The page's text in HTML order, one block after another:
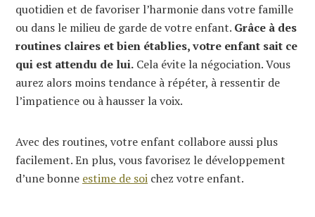
quotidien et de favoriser l’harmonie dans votre famille
ou dans le milieu de garde de votre enfant. Grâce à des
routines claires et bien établies, votre enfant sait ce
qui est attendu de lui. Cela évite la négociation. Vous
aurez alors moins tendance à répéter, à ressentir de
l’impatience ou à hausser la voix.
Avec des routines, votre enfant collabore aussi plus
facilement. En plus, vous favorisez le développement
d’une bonne estime de soi chez votre enfant.